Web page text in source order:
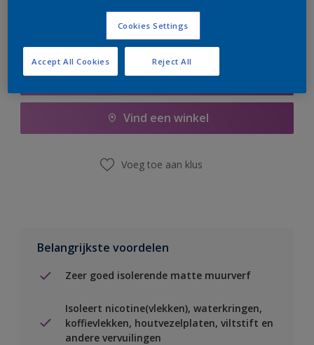
Boodschappenlijst
Vind een winkel
Voeg toe aan klus
Belangrijkste voordelen
Zeer goed isolerende matte muurverf
Isoleert nicotine(vlekken), waterkringen,
koffievlekken, houtvezelplaten, viltstift en
andere vervuilingen
Cookies Settings
Reject All
Accept All Cookies